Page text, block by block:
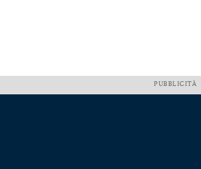
PUBBLICITÀ